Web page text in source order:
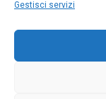
Gestisci servizi